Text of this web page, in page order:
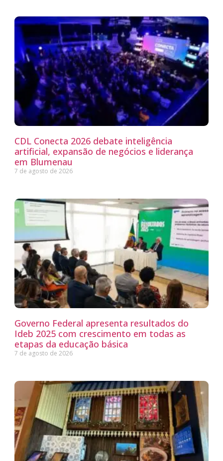
CDL Conecta 2026 debate inteligência
artificial, expansão de negócios e liderança
em Blumenau
7 de agosto de 2026
Governo Federal apresenta resultados do
Ideb 2025 com crescimento em todas as
etapas da educação básica
7 de agosto de 2026